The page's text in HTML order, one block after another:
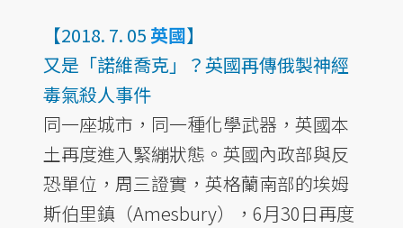
【2018. 7. 05 英國】
又是「諾維喬克」？英國再傳俄製神經
毒氣殺人事件
同一座城市，同一種化學武器，英國本
土再度進入緊繃狀態。英國內政部與反
恐單位，周三證實，英格蘭南部的埃姆
斯伯里鎮（Amesbury），6月30日再度